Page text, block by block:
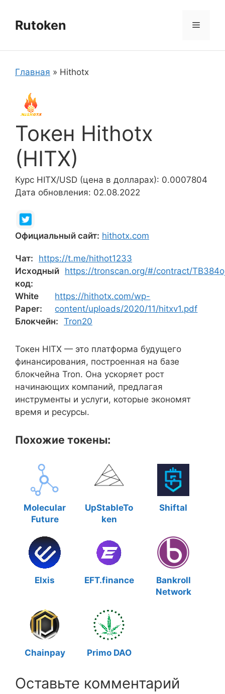
содержимому
Rutoken Меню
Главная » Hithotx
Токен Hithotx
(HITX)
Курс HITX/USD (цена в долларах): 0.0007804
Дата обновления: 02.08.2022
Официальный сайт: hithotx.com
Чат:
https://t.me/hithot1233
Исходный
код:
https://tronscan.org/#/contract/
White
Paper:
https://hithotx.com/wp-
content/uploads/2020/11/hitxv1.pdf
Блокчейн: Tron20
Токен HITX — это платформа будущего
финансирования, построенная на базе
блокчейна Tron. Она ускоряет рост
начинающих компаний, предлагая
инструменты и услуги, которые экономят
время и ресурсы.
Похожие токены:
Molecular
Future
UpStableTo
ken
Shiftal
Elxis EFT.finance
Bankroll
Network
Chainpay Primo DAO
Оставьте комментарий